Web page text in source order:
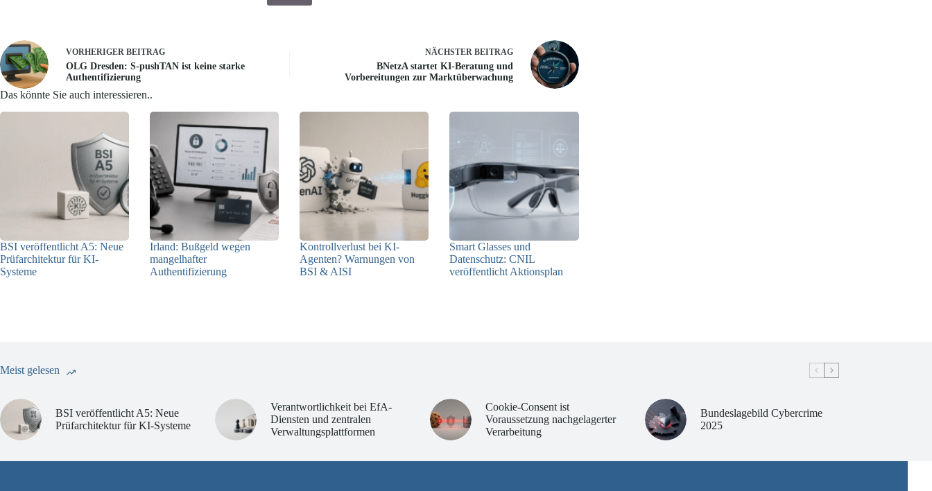
VORHERIGER BEITRAG
OLG Dresden: S-pushTAN ist keine starke
Authentifizierung
NÄCHSTER BEITRAG
BNetzA startet KI-Beratung und
Vorbereitungen zur Marktüberwachung
Das könnte Sie auch interessieren..
BSI veröffentlicht A5: Neue
Prüfarchitektur für KI-
Systeme
Irland: Bußgeld wegen
mangelhafter
Authentifizierung
Kontrollverlust bei KI-
Agenten? Warnungen von
BSI & AISI
Smart Glasses und
Datenschutz: CNIL
veröffentlicht Aktionsplan
Meist gelesen
BSI veröffentlicht A5: Neue
Prüfarchitektur für KI-Systeme
Verantwortlichkeit bei EfA-
Diensten und zentralen
Verwaltungsplattformen
Cookie-Consent ist
Voraussetzung nachgelagerter
Verarbeitung
Bundeslagebild Cybercrime
2025